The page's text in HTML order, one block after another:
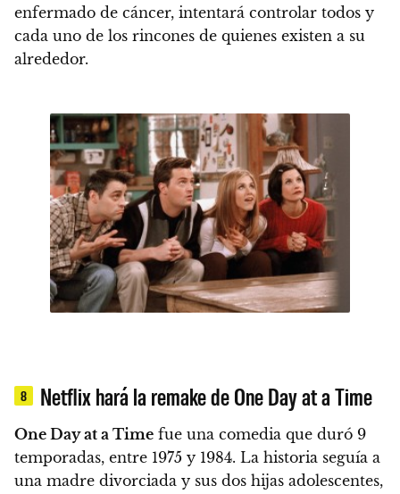
enfermado de cáncer, intentará controlar todos y
cada uno de los rincones de quienes existen a su
alrededor.
8 Netflix hará la remake de One Day at a Time
One Day at a Time fue una comedia que duró 9
temporadas, entre 1975 y 1984. La historia seguía a
una madre divorciada y sus dos hijas adolescentes,